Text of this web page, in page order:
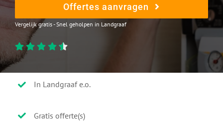
Offertes aanvragen
Vergelijk gratis - Snel geholpen in Landgraaf
In Landgraaf e.o.
Gratis offerte(s)